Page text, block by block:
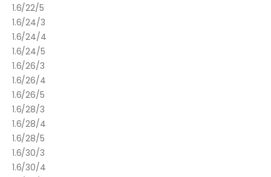
1.6/22/5
1.6/24/3
1.6/24/4
1.6/24/5
1.6/26/3
1.6/26/4
1.6/26/5
1.6/28/3
1.6/28/4
1.6/28/5
1.6/30/3
1.6/30/4